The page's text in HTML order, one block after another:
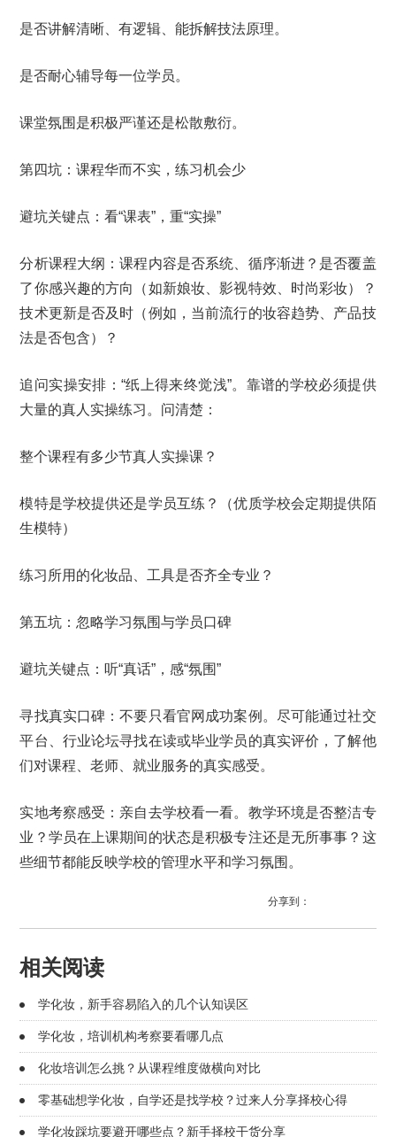
是否讲解清晰、有逻辑、能拆解技法原理。
是否耐心辅导每一位学员。
课堂氛围是积极严谨还是松散敷衍。
第四坑：课程华而不实，练习机会少
避坑关键点：看“课表”，重“实操”
分析课程大纲：课程内容是否系统、循序渐进？是否覆盖
了你感兴趣的方向（如新娘妆、影视特效、时尚彩妆）？
技术更新是否及时（例如，当前流行的妆容趋势、产品技
法是否包含）？
追问实操安排：“纸上得来终觉浅”。靠谱的学校必须提供
大量的真人实操练习。问清楚：
整个课程有多少节真人实操课？
模特是学校提供还是学员互练？（优质学校会定期提供陌
生模特）
练习所用的化妆品、工具是否齐全专业？
第五坑：忽略学习氛围与学员口碑
避坑关键点：听“真话”，感“氛围”
寻找真实口碑：不要只看官网成功案例。尽可能通过社交
平台、行业论坛寻找在读或毕业学员的真实评价，了解他
们对课程、老师、就业服务的真实感受。
实地考察感受：亲自去学校看一看。教学环境是否整洁专
业？学员在上课期间的状态是积极专注还是无所事事？这
些细节都能反映学校的管理水平和学习氛围。
分享到：
相关阅读
学化妆，新手容易陷入的几个认知误区
学化妆，培训机构考察要看哪几点
化妆培训怎么挑？从课程维度做横向对比
零基础想学化妆，自学还是找学校？过来人分享择校心得
学化妆踩坑要避开哪些点？新手择校干货分享